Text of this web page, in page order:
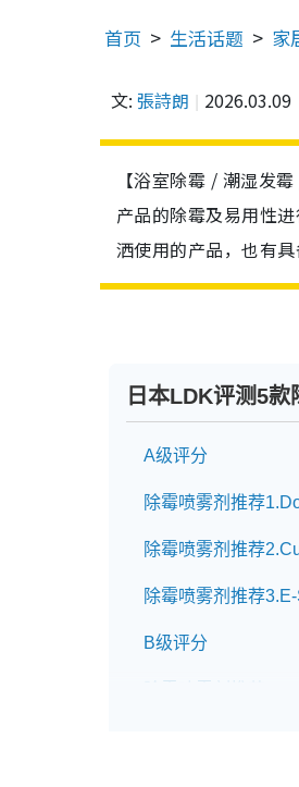
首页 生活话题 家
文: 張詩朗 2026.03.09
【浴室除霉 / 潮湿发
产品的除霉及易用性
洒使用的产品，也有
日本LDK评测5款
A级评分
除霉喷雾剂推荐
除霉喷雾剂推荐
除霉喷雾剂推荐
B级评分